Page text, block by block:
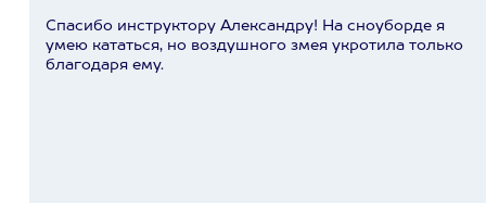
Спасибо инструктору Александру! На сноуборде я
умею кататься, но воздушного змея укротила только
благодаря ему.